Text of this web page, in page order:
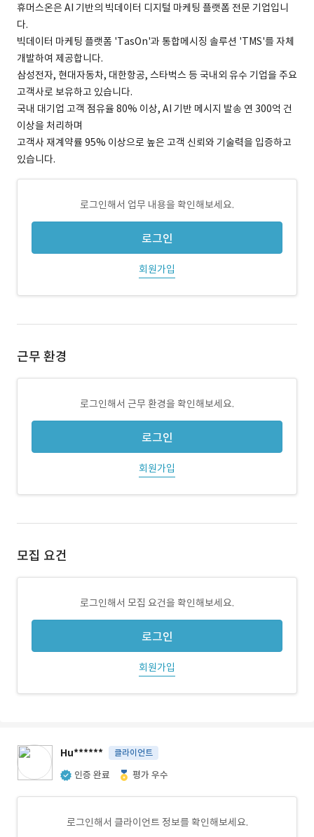
휴머스온은 ​AI 기반의 빅데이터 디지털 ​마케팅 ​플랫폼 전문 ​기업입니
다.
빅데이터 마케팅 플랫폼 ​'TasOn'과 통합메시징 ​솔루션 ​'TMS'를 자체 ​
개발하여 ​제공합니다.
삼성전자, ​현대자동차, 대한항공, 스타벅스 ​등 ​국내외 유수 기업을 ​주요
​고객사로 ​보유하고 있습니다.
국내 대기업 ​고객 점유율 ​80% ​이상, AI ​기반 메시지 ​발송 ​연 300억 건 ​
이상을 처리하며 ​
고객사 재계약률 95% 이상으로 높은 고객 신뢰와 기술력을 입증하고
있습니다.
로그인해서 업무 내용을 확인해보세요.
로그인
회원가입
근무 환경
로그인해서 근무 환경을 확인해보세요.
로그인
회원가입
모집 요건
로그인해서 모집 요건을 확인해보세요.
로그인
회원가입
Hu****** 클라이언트
인증 완료 평가 우수
로그인해서 클라이언트 정보를 확인해보세요.